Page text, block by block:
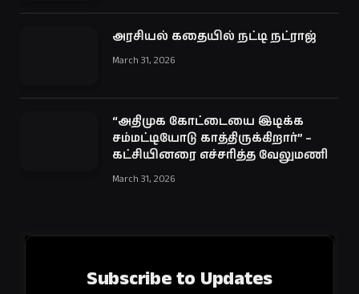
அரசியல் கதையில் நட்டி நட்ராஜ்
March 31, 2026
“அதிமுக கோட்டையை இடிக்க
சம்மட்டியோடு காத்திருக்கிறார்” –
கட்சியினரை எச்சரித்த வேலுமணி
March 31, 2026
Subscribe to Updates